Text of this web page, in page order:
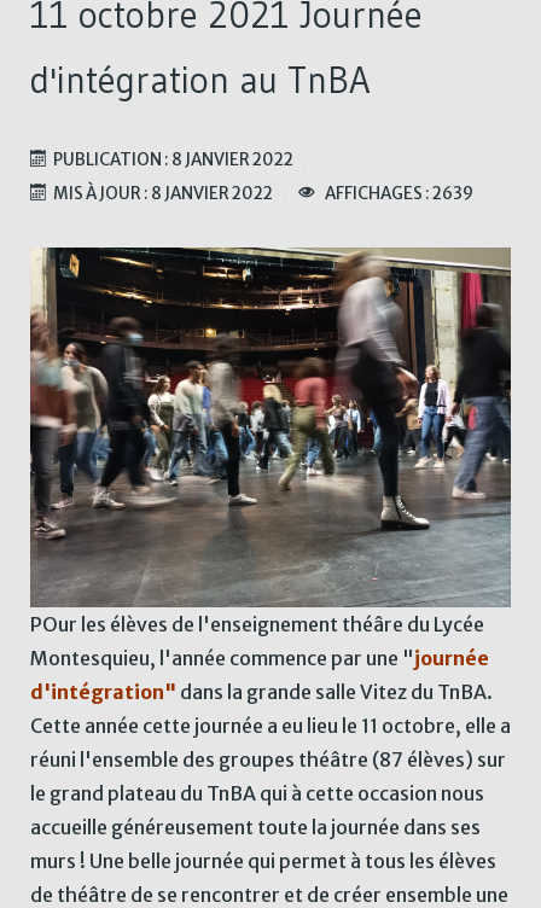
11 octobre 2021 Journée
d'intégration au TnBA
PUBLICATION : 8 JANVIER 2022
MIS À JOUR : 8 JANVIER 2022
AFFICHAGES : 2639
POur les élèves de l'enseignement théâre du Lycée
Montesquieu, l'année commence par une "journée
d'intégration" dans la grande salle Vitez du TnBA.
Cette année cette journée a eu lieu le 11 octobre, elle a
réuni l'ensemble des groupes théâtre (87 élèves) sur
le grand plateau du TnBA qui à cette occasion nous
accueille généreusement toute la journée dans ses
murs ! Une belle journée qui permet à tous les élèves
de théâtre de se rencontrer et de créer ensemble une